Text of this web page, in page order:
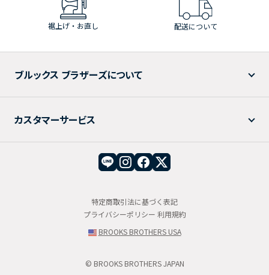
裾上げ・お直し 配送について
ブルックス ブラザーズについて
カスタマーサービス
特定商取引法に基づく表記
プライバシーポリシー 利用規約
BROOKS BROTHERS USA
© BROOKS BROTHERS JAPAN